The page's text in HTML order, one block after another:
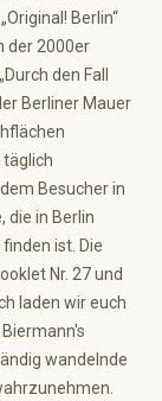
Berlin“
der 2000er
den Fall
Berliner Mauer
Besucher in
die in Berlin
ist. Die
Nr. 27 und
laden wir euch
wandelnde